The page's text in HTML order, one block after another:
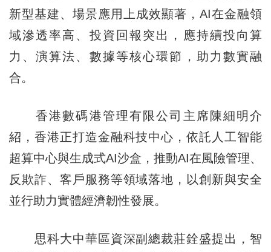
新型基建、場景應用上成效顯著，AI在金融領
域滲透率高、投資回報突出，應持續投向算
力、演算法、數據等核心環節，助力數實融
合。
香港數碼港管理有限公司主席陳細明介
紹，香港正打造金融科技中心，依託人工智能
超算中心與生成式AI沙盒，推動AI在風險管理、
反欺詐、客戶服務等領域落地，以創新與安全
並行助力實體經濟韌性發展。
思科大中華區資深副總裁莊銓盛提出，智